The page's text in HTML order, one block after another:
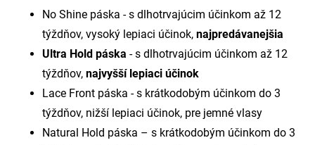
No Shine páska - s dlhotrvajúcim účinkom až 12
týždňov, vysoký lepiaci účinok, najpredávanejšia
Ultra Hold páska - s dlhotrvajúcim účinkom až 12
týždňov, najvyšší lepiaci účinok
Lace Front páska - s krátkodobým účinkom do 3
týždňov, nižší lepiaci účinok, pre jemné vlasy
Natural Hold páska – s krátkodobým účinkom do 3